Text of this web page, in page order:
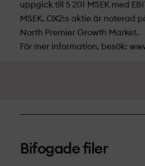
uppgick till 5 201 MSEK med
MSEK. OX2:s aktie är noterad
North Premier Growth Market.
För mer information, besök:
Bifogade filer